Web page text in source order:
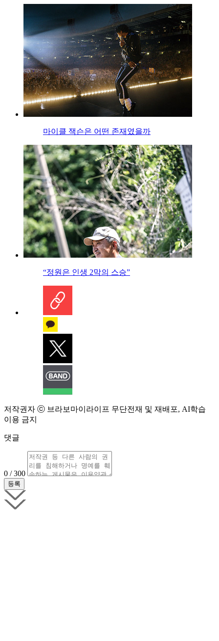
마이클 잭슨은 어떤 존재였을까
“정원은 인생 2막의 스승”
저작권자 ⓒ 브라보마이라이프 무단전재 및 재배포, AI학습
이용 금지
댓글
0 / 300